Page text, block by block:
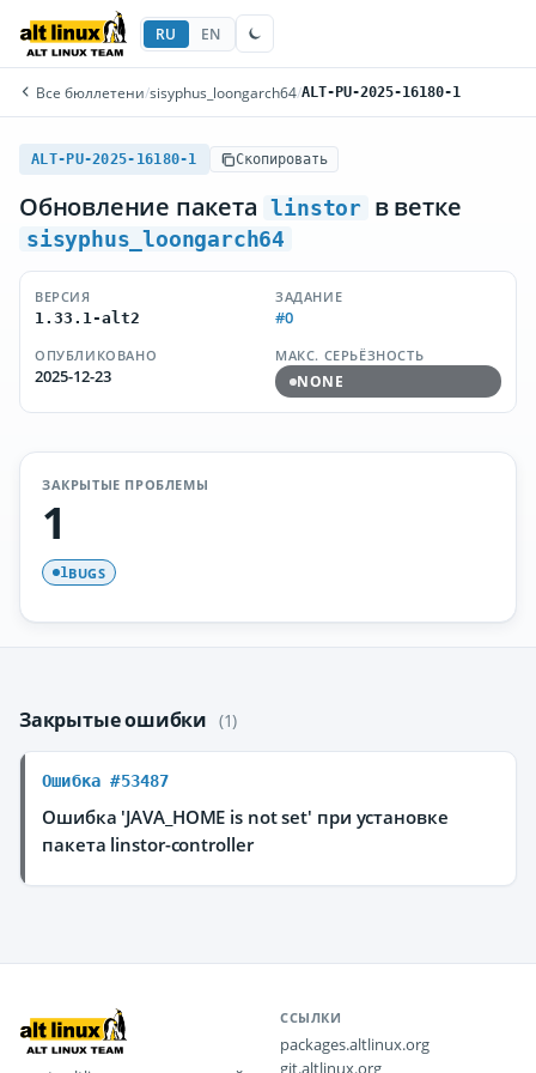
RU EN
Все бюллетени/sisyphus_loongarch64/ALT-PU-2025-16180-1
ALT-PU-2025-16180-1 Скопировать
Обновление пакета linstor в ветке
sisyphus_loongarch64
ВЕРСИЯ
1.33.1-alt2
ЗАДАНИЕ
#0
ОПУБЛИКОВАНО
2025-12-23
МАКС. СЕРЬЁЗНОСТЬ
NONE
ЗАКРЫТЫЕ ПРОБЛЕМЫ
1
1BUGS
Закрытые ошибки (1)
Ошибка #53487
Ошибка 'JAVA_HOME is not set' при установке
пакета linstor-controller
ССЫЛКИ
packages.altlinux.org
git.altlinux.org